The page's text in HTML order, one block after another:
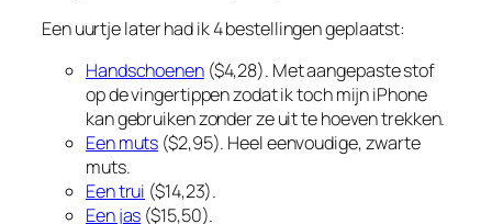
Een uurtje later had ik 4 bestellingen geplaatst:
Handschoenen($4,28). Met aangepaste stof
op de vingertippen zodat ik toch mijn iPhone
kan gebruiken zonder ze uit te hoeven trekken.
Een muts ($2,95). Heel eenvoudige, zwarte
muts.
Een trui ($14,23).
Een jas ($15,50).